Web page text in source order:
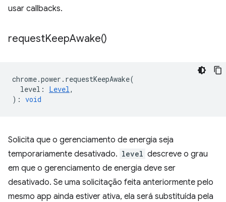
usar callbacks.
requestKeepAwake()
chrome.power . requestKeepAwake(
level : Level,
) : void
Solicita que o gerenciamento de energia seja
temporariamente desativado. level descreve o grau
em que o gerenciamento de energia deve ser
desativado. Se uma solicitação feita anteriormente pelo
mesmo app ainda estiver ativa, ela será substituída pela